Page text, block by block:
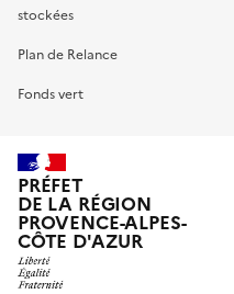
stockées
Plan de Relance
Fonds vert
PRÉFET
DE LA RÉGION
PROVENCE-ALPES-
CÔTE D'AZUR